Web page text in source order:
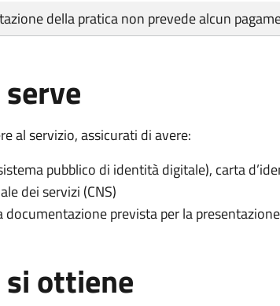
della pratica non prevede alcun
serve
al servizio, assicurati di avere:
pubblico di identità digitale), carta
dei servizi (CNS)
prevista per la
si ottiene